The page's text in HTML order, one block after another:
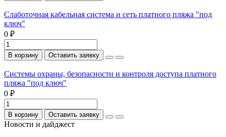
Слаботочная кабельная система и сеть платного пляжа "под
ключ"
0 ₽
В корзину Оставить заявку
Системы охраны, безопасности и контроля доступа платного
пляжа "под ключ"
0 ₽
В корзину Оставить заявку
Новости и дайджест